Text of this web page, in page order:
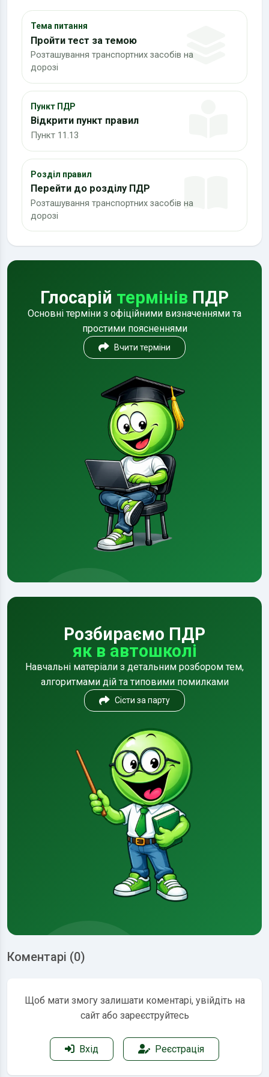
Тема питання
Пройти тест за темою
Розташування транспортних засобів на
дорозі
Пункт ПДР
Відкрити пункт правил
Пункт 11.13
Розділ правил
Перейти до розділу ПДР
Розташування транспортних засобів на
дорозі
Глосарій термінів ПДР
Основні терміни з офіційними визначеннями та
простими поясненнями
Вчити терміни
Розбираємо ПДР
як в автошколі
Навчальні матеріали з детальним розбором тем,
алгоритмами дій та типовими помилками
Сісти за парту
Коментарі (0)
Щоб мати змогу залишати коментарі, увійдіть на
сайт або зареєструйтесь
Вхід Реєстрація